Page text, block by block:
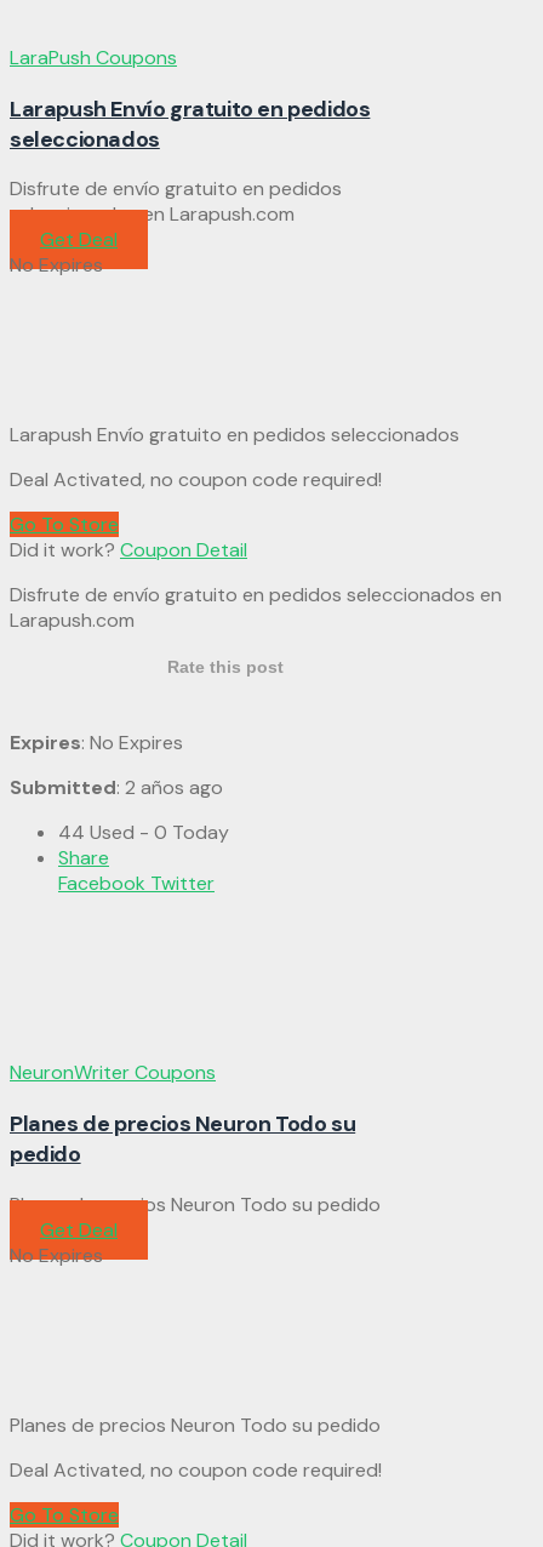
LaraPush Coupons
Larapush Envío gratuito en pedidos
seleccionados
Disfrute de envío gratuito en pedidos
seleccionados en Larapush.com
Get Deal
No Expires
Larapush Envío gratuito en pedidos seleccionados
Deal Activated, no coupon code required!
Go To Store
Did it work? Coupon Detail
Disfrute de envío gratuito en pedidos seleccionados en
Larapush.com
Rate this post
Expires: No Expires
Submitted: 2 años ago
44 Used - 0 Today
Share
Facebook Twitter
NeuronWriter Coupons
Planes de precios Neuron Todo su
pedido
Planes de precios Neuron Todo su pedido
Get Deal
No Expires
Planes de precios Neuron Todo su pedido
Deal Activated, no coupon code required!
Go To Store
Did it work? Coupon Detail